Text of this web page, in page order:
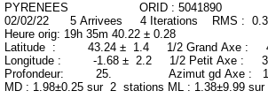
PYRENEES ORID : 5041890
02/02/22 5 Arrivees 4 Iterations RMS :
Heure orig: 19h 35m 40.22 ± 0.28
Latitude : 43.24 ± 1.4 1/2 Grand Axe :
Longitude : -1.68 ± 2.2 1/2 Petit Axe :
Profondeur: 25. Azimut gd Axe :
MD : 1.98±0.25 sur 2 stations ML : 1.38±9.99